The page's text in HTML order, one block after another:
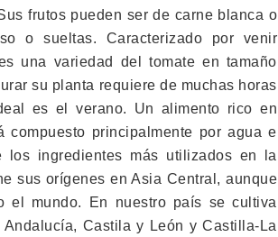
frutos pueden ser de carne blanca o
o sueltas. Caracterizado por venir
una variedad del tomate en tamaño
su planta requiere de muchas horas
es el verano. Un alimento rico en
principalmente por agua e
los ingredientes más utilizados en la
sus orígenes en Asia Central, aunque
el mundo. En nuestro país se cultiva
Castila y León y Castilla-La